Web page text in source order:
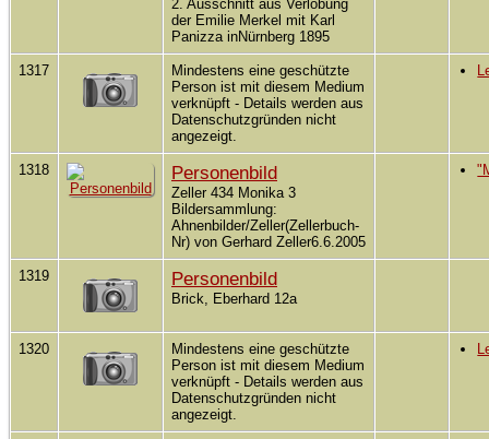
2. Ausschnitt aus Verlobung
der Emilie Merkel mit Karl
Panizza inNürnberg 1895
1317
Mindestens eine geschützte
Person ist mit diesem Medium
verknüpft - Details werden aus
Datenschutzgründen nicht
angezeigt.
1318 Personenbild
Zeller 434 Monika 3
Bildersammlung:
Ahnenbilder/Zeller(Zellerbuch-
Nr) von Gerhard Zeller6.6.2005
1319 Personenbild
Brick, Eberhard 12a
1320
Mindestens eine geschützte
Person ist mit diesem Medium
verknüpft - Details werden aus
Datenschutzgründen nicht
angezeigt.